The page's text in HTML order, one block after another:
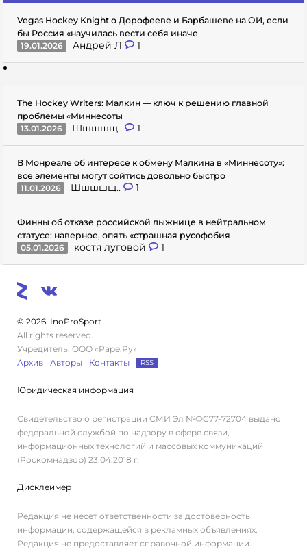
Vegas Hockey Knight о Дорофееве и Барбашеве на ОИ, если
бы Россия «научилась вести себя иначе
19.01.2026
Андрей Л 1
The Hockey Writers: Малкин — ключ к решению главной
проблемы «Миннесоты
13.01.2026
Шшшшщ.. 1
В Монреале об интересе к обмену Малкина в «Миннесоту»:
все элементы могут сойтись довольно быстро
11.01.2026
Шшшшщ.. 1
Финны об отказе российской лыжнице в нейтральном
статусе: наверное, опять «страшная русофобия
05.01.2026
костя луговой 1
© 2026. InoProSport
All rights reserved.
Учредитель: ООО «Раре.Ру»
Архив
Авторы Контакты RSS
Юридическая информация
Свидетельство о регистрации СМИ Эл №ФС77-72704 выдано
федеральной службой по надзору в сфере связи,
информационных технологий и массовых коммуникаций
(Роскомнадзор) 23.04.2018 г.
Дисклеймер
Редакция не несет ответственности за достоверность
информации, содержащейся в рекламных объявлениях.
Редакция не предоставляет справочной информации.